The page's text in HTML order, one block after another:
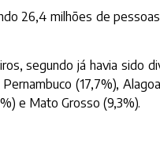
26,4 milhões de
segundo já havia sido
(17,7%),
e Mato Grosso (9,3%).